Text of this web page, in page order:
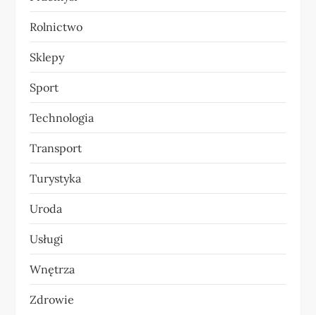
Rolnictwo
Sklepy
Sport
Technologia
Transport
Turystyka
Uroda
Usługi
Wnętrza
Zdrowie